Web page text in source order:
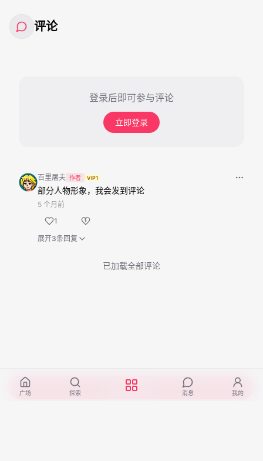
评论
登录后即可参与评论
立即登录
百里屠夫 作者 VIP1
部分人物形象，我会发到评论
5 个月前
1
展开3条回复
已加载全部评论
开始阅读
广场 探索 消息 我的